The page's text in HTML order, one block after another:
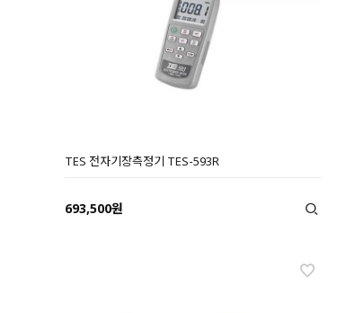
TES 전자기장측정기 TES-593R
693,500원